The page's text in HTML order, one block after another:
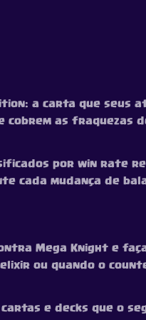
a carta que seus
as fraquezas
por win rate
cada mudança de
Mega Knight e
elixir ou quando o
e decks que o